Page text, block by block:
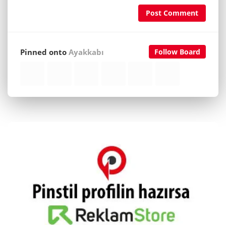
Post Comment
Follow Board
Pinned ontoAyakkabı